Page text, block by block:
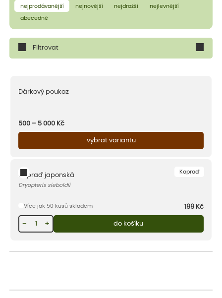
nejprodávanější nejnovější nejdražší nejlevnější
abecedně
Filtrovat
Dárkový poukaz
500 – 5 000 Kč
vybrat variantu
Kapraď
Kapraď japonská
Dryopteris sieboldii
Více jak 50 kusů skladem 199 Kč
+
− do košíku